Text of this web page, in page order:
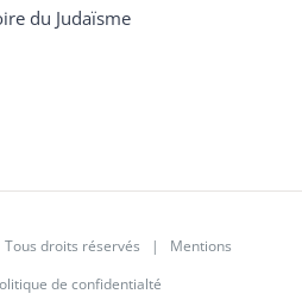
du Judaïsme
droits réservés | Mentions
de confidentialté